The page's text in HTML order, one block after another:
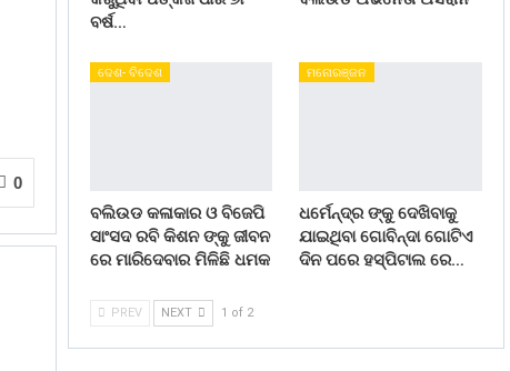
0
ବର୍ଷ…
ଦେଶ- ବିଦେଶ
ବଲିଉଡ କଳାକାର ଓ ବିଜେପି
ସାଂସଦ ରବି କିଶନ ଙ୍କୁ ଜୀବନ
ରେ ମାରିଦେବାର ମିଳିଛି ଧମକ
ମନୋରଞ୍ଜନ
ଧର୍ମେନ୍ଦ୍ର ଙ୍କୁ ଦେଖିବାକୁ
ଯାଇଥିବା ଗୋବିନ୍ଦା ଗୋଟିଏ
ଦିନ ପରେ ହସ୍ପିଟାଲ ରେ…
PREV NEXT 1 of 2